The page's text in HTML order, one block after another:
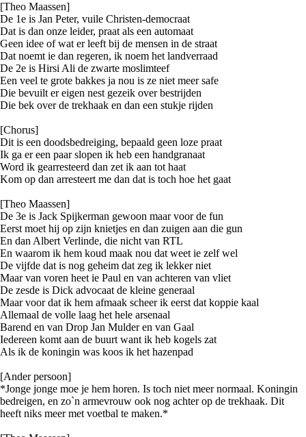
[Theo Maassen]
De 1e is Jan Peter, vuile Christen-democraat
Dat is dan onze leider, praat als een automaat
Geen idee of wat er leeft bij de mensen in de straat
Dat noemt ie dan regeren, ik noem het landverraad
De 2e is Hirsi Ali de zwarte moslimteef
Een veel te grote bakkes ja nou is ze niet meer safe
Die bevuilt er eigen nest gezeik over bestrijden
Die bek over de trekhaak en dan een stukje rijden
[Chorus]
Dit is een doodsbedreiging, bepaald geen loze praat
Ik ga er een paar slopen ik heb een handgranaat
Word ik gearresteerd dan zet ik aan tot haat
Kom op dan arresteert me dan dat is toch hoe het gaat
[Theo Maassen]
De 3e is Jack Spijkerman gewoon maar voor de fun
Eerst moet hij op zijn knietjes en dan zuigen aan die gun
En dan Albert Verlinde, die nicht van RTL
En waarom ik hem koud maak nou dat weet ie zelf wel
De vijfde dat is nog geheim dat zeg ik lekker niet
Maar van voren heet ie Paul en van achteren van vliet
De zesde is Dick advocaat de kleine generaal
Maar voor dat ik hem afmaak scheer ik eerst dat koppie kaal
Allemaal de volle laag het hele arsenaal
Barend en van Drop Jan Mulder en van Gaal
Iedereen komt aan de buurt want ik heb kogels zat
Als ik de koningin was koos ik het hazenpad
[Ander persoon]
*Jonge jonge moe je hem horen. Is toch niet meer normaal. Koningin
bedreigen, en zo`n armevrouw ook nog achter op de trekhaak. Dit
heeft niks meer met voetbal te maken.*